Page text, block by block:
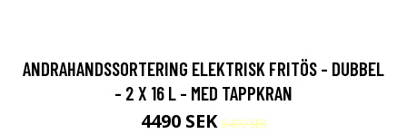
ANDRAHANDSSORTERING ELEKTRISK FRITÖS - DUBBEL
- 2 X 16 L - MED TAPPKRAN
4490 SEK5499 SEK